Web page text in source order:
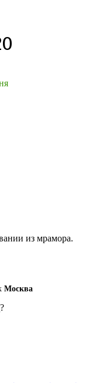
из мрамора.
Москва